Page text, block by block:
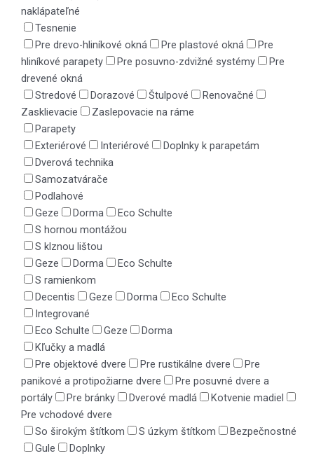
naklápateľné
Tesnenie
Pre drevo-hliníkové okná
Pre plastové okná
Pre
hliníkové parapety
Pre posuvno-zdvižné systémy
Pre
drevené okná
Stredové
Dorazové Štulpové
Renovačné
Zasklievacie
Zaslepovacie na ráme
Parapety
Exteriérové
Interiérové
Doplnky k parapetám
Dverová technika
Samozatvárače
Podlahové
Geze
Dorma
Eco Schulte
S hornou montážou
S klznou lištou
Geze
Dorma
Eco Schulte
S ramienkom
Decentis
Geze Dorma
Eco Schulte
Integrované
Eco Schulte
Geze
Dorma
Kľučky a madlá
Pre objektové dvere
Pre rustikálne dvere
Pre
panikové a protipožiarne dvere
Pre posuvné dvere a
portály
Pre bránky Dverové madlá
Kotvenie madiel
Pre vchodové dvere
So širokým štítkom
S úzkym štítkom
Bezpečnostné
Gule
Doplnky